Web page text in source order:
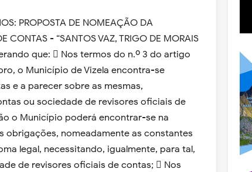
PROPOSTA DE NOMEAÇÃO DA
CONTAS - “SANTOS VAZ, TRIGO DE MORAIS
que:  Nos termos do n.º 3 do artigo
o Município de Vizela encontra-se
e a parecer sobre as mesmas,
ou sociedade de revisores oficiais de
o Município poderá encontrar-se na
obrigações, nomeadamente as constantes
legal, necessitando, igualmente, para tal,
de revisores oficiais de contas;  Nos